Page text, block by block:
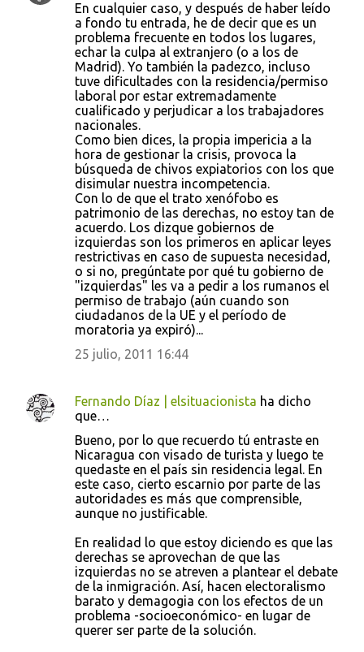
En cualquier caso, y después de haber leído
a fondo tu entrada, he de decir que es un
problema frecuente en todos los lugares,
echar la culpa al extranjero (o a los de
Madrid). Yo también la padezco, incluso
tuve dificultades con la residencia/permiso
laboral por estar extremadamente
cualificado y perjudicar a los trabajadores
nacionales.
Como bien dices, la propia impericia a la
hora de gestionar la crisis, provoca la
búsqueda de chivos expiatorios con los que
disimular nuestra incompetencia.
Con lo de que el trato xenófobo es
patrimonio de las derechas, no estoy tan de
acuerdo. Los dizque gobiernos de
izquierdas son los primeros en aplicar leyes
restrictivas en caso de supuesta necesidad,
o si no, pregúntate por qué tu gobierno de
"izquierdas" les va a pedir a los rumanos el
permiso de trabajo (aún cuando son
ciudadanos de la UE y el período de
moratoria ya expiró)...
25 julio, 2011 16:44
Fernando Díaz | elsituacionista ha dicho
que…
Bueno, por lo que recuerdo tú entraste en
Nicaragua con visado de turista y luego te
quedaste en el país sin residencia legal. En
este caso, cierto escarnio por parte de las
autoridades es más que comprensible,
aunque no justificable.
En realidad lo que estoy diciendo es que las
derechas se aprovechan de que las
izquierdas no se atreven a plantear el debate
de la inmigración. Así, hacen electoralismo
barato y demagogia con los efectos de un
problema -socioeconómico- en lugar de
querer ser parte de la solución.